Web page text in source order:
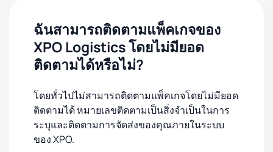
ฉันสามารถติดตามแพ็คเกจของ
XPO Logistics โดยไม่มียอด
ติดตามได้หรือไม่?
โดยทั่วไปไม่สามารถติดตามแพ็คเกจโดยไม่มียอด
ติดตามได้ หมายเลขติดตามเป็นสิ่งจำเป็นในการ
ระบุและติดตามการจัดส่งของคุณภายในระบบ
ของ XPO.